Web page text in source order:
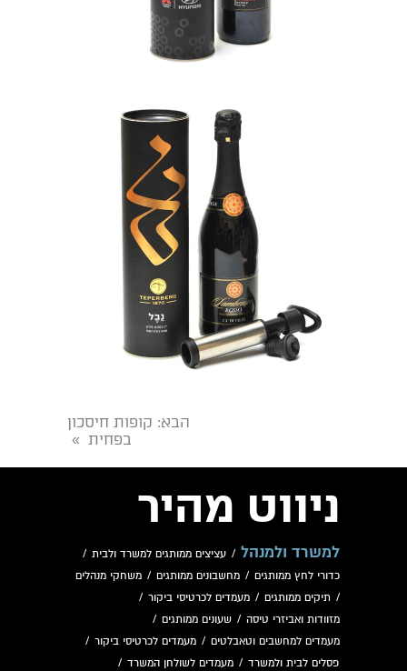
הבא: קופות חיסכון
בפחית »
ניווט מהיר
למשרד ולמנהל / עציצים ממותגים למשרד ולבית /
כדורי לחץ ממותגים / מחשבונים ממותגים / משחקי מנהלים
/ תיקים ממותגים / מעמדים לכרטיסי ביקור /
מזוודות ואביזרי טיסה / שעונים ממותגים /
מעמדים למחשבים וטאבלטים / מעמדים לכרטיסי ביקור /
פסלים לבית ולמשרד / מעמדים לשולחן המשרד /